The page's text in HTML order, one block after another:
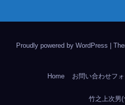
Proudly powered by WordPress
Home お問い合わせフ
竹之上次男